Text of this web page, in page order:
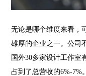
无论是哪个维度来看，
雄厚的企业之一。公司
国外30多家设计工作室
占到了总营收的6%-7%